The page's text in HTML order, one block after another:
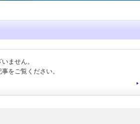
ません。
をご覧ください。